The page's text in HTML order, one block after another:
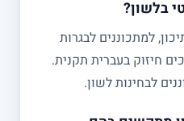
בלשון?
למתכוננים לבגרות
חיזוק בעברית תקנית.
לבחינות לשון.